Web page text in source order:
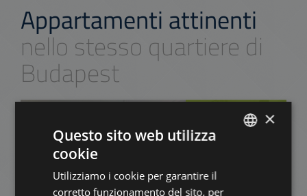
Appartamenti attinenti
nello stesso quartiere di
Budapest
×
Questo sito web utilizza
cookie
Utilizziamo i cookie per garantire il
corretto funzionamento del sito, per